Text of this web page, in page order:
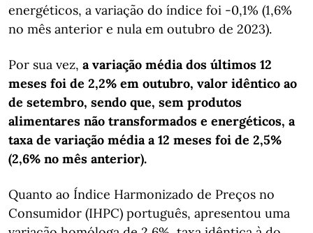
energéticos, a variação do índice foi -0,1% (1,6%
no mês anterior e nula em outubro de 2023).
Por sua vez, a variação média dos últimos 12
meses foi de 2,2% em outubro, valor idêntico ao
de setembro, sendo que, sem produtos
alimentares não transformados e energéticos, a
taxa de variação média a 12 meses foi de 2,5%
(2,6% no mês anterior).
Quanto ao Índice Harmonizado de Preços no
Consumidor (IHPC) português, apresentou uma